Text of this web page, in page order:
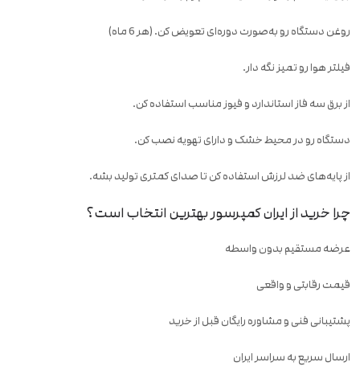
روغن دستگاه رو به‌صورت دوره‌ای تعویض کن. (هر 6 ماه)
فیلتر هوا رو تمیز نگه دار.
از برق سه فاز استاندارد و فیوز مناسب استفاده کن.
دستگاه رو در محیط خشک و دارای تهویه نصب کن.
از پایه‌های ضد لرزش استفاده کن تا صدای کمتری تولید بشه.
چرا خرید از ایران کمپرسور بهترین انتخاب است؟
عرضه مستقیم بدون واسطه
قیمت رقابتی و واقعی
پشتیبانی فنی و مشاوره رایگان قبل از خرید
ارسال سریع به سراسر ایران